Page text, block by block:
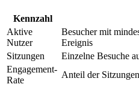
Kennzahl
Aktive
Nutzer
Besucher mit
Ereignis
Sitzungen
Einzelne Besuche
Engagement-
Rate
Anteil der